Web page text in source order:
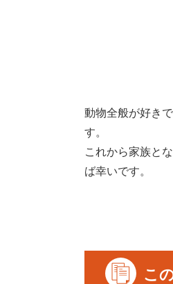
動物全般が好き
す。
これから家族と
ば幸いです。
こ